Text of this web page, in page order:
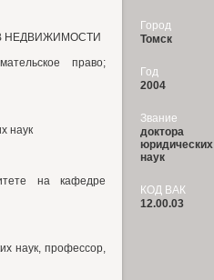
НЕДВИЖИМОСТИ
право;
наук
на кафедре
наук, профессор,
Город
Томск
Год
2004
Звание
доктора
юридических
наук
КОД ВАК
12.00.03